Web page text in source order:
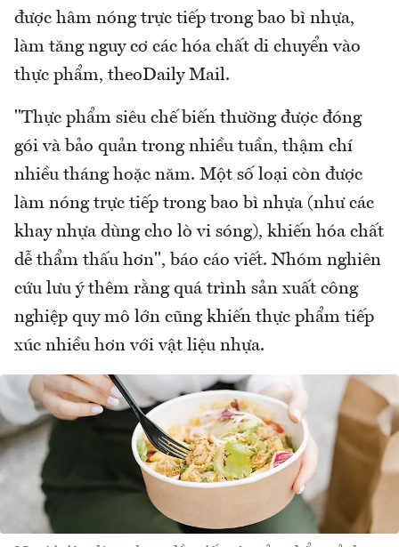
được hâm nóng trực tiếp trong bao bì nhựa,
làm tăng nguy cơ các hóa chất di chuyển vào
thực phẩm, theoDaily Mail.
"Thực phẩm siêu chế biến thường được đóng
gói và bảo quản trong nhiều tuần, thậm chí
nhiều tháng hoặc năm. Một số loại còn được
làm nóng trực tiếp trong bao bì nhựa (như các
khay nhựa dùng cho lò vi sóng), khiến hóa chất
dễ thẩm thấu hơn", báo cáo viết. Nhóm nghiên
cứu lưu ý thêm rằng quá trình sản xuất công
nghiệp quy mô lớn cũng khiến thực phẩm tiếp
xúc nhiều hơn với vật liệu nhựa.